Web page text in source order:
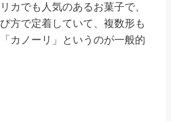
カでも人気のあるお菓子で、
方で定着していて、複数形も
カノーリ」というのが一般的